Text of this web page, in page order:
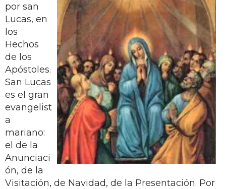
por san
Lucas, en
los
Hechos
de los
Apóstoles.
San Lucas
es el gran
evangelist
a
mariano:
el de la
Anunciaci
ón, de la
Visitación, de Navidad, de la Presentación. Por